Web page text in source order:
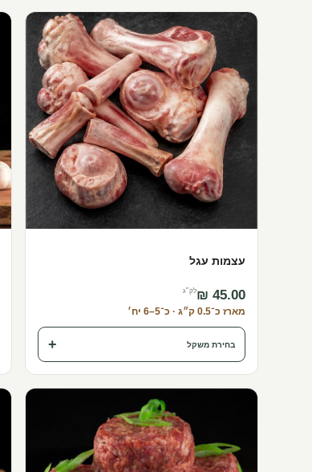
עצמות עגל
‏45.00 ‏₪ לק״ג
מארז כ־0.5 ק״ג · כ־5–6 יח׳
בחירת משקל +